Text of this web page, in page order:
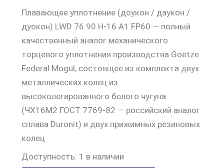
Плавающее уплотнение (доукон / даукон /
дуокон) LWD 76.90 H-16 A1 FP60 — полный
качественный аналог механического
торцевого уплотнения производства Goetze
Federal Mogul, состоящее из комплекта двух
металлических колец из
высоколегированного белого чугуна
(ЧХ16М2 ГОСТ 7769-82 — российский аналог
сплава Duronit) и двух прижимных резиновых
колец
Доступность: 1 в наличии